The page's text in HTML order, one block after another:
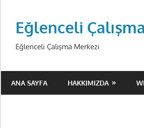
contentEğlenceli
Eğlenceli Çalışma Merkezi
ANA SAYFA HAKKIMIZDA